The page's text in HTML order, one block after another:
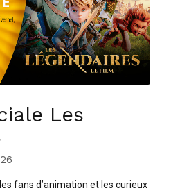
Les
fans d’animation et les curieux